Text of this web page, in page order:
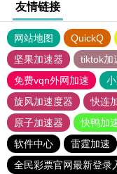
友情链接
网站地图 QuickQ
坚果加速器
tiktok加
免费vqn外网加速
旋风加速度器
快连
原子加速器
快鸭加
软件中心
雷霆加速
全民彩票官网最新登录